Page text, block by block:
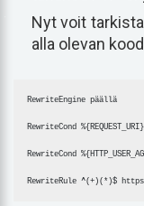
Nyt voit
alla olevan
RewriteEngine päällä
RewriteCond
RewriteCond